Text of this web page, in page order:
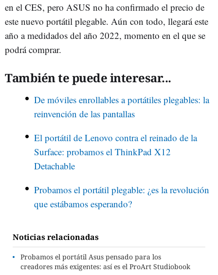
en el CES, pero ASUS no ha confirmado el precio de
este nuevo portátil plegable. Aún con todo, llegará este
año a medidados del año 2022, momento en el que se
podrá comprar.
También te puede interesar...
De móviles enrollables a portátiles plegables: la
reinvención de las pantallas
El portátil de Lenovo contra el reinado de la
Surface: probamos el ThinkPad X12
Detachable
Probamos el portátil plegable: ¿es la revolución
que estábamos esperando?
Noticias relacionadas
Probamos el portátil Asus pensado para los
creadores más exigentes: así es el ProArt Studiobook